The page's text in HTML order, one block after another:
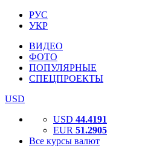
РУС
УКР
ВИДЕО
ФОТО
ПОПУЛЯРНЫЕ
СПЕЦПРОЕКТЫ
USD
USD 44.4191
EUR 51.2905
Все курсы валют